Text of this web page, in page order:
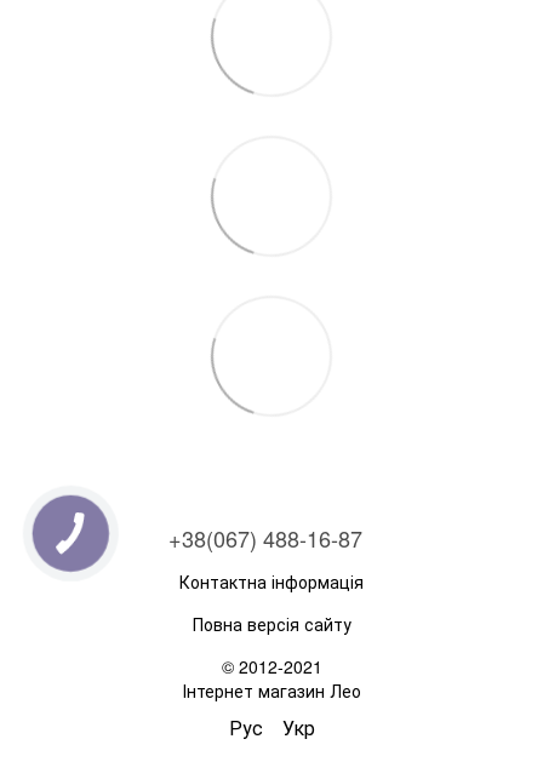
+38(067) 488-16-87
Контактна інформація
Повна версія сайту
© 2012-2021
Інтернет магазин Лео
Рус Укр